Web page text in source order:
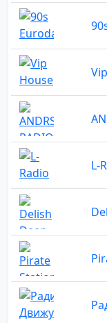
L-